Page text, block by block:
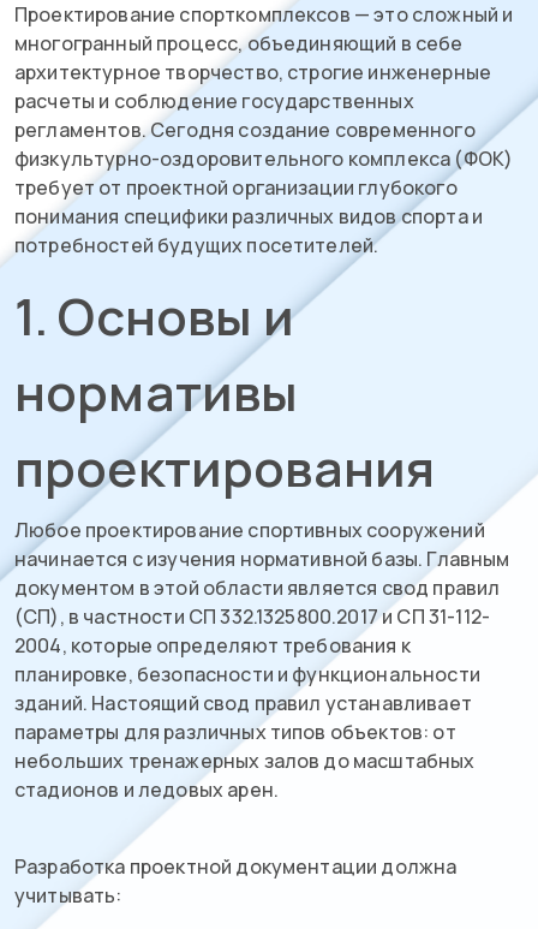
Проектирование спорткомплексов — это сложный и
многогранный процесс, объединяющий в себе
архитектурное творчество, строгие инженерные
расчеты и соблюдение государственных
регламентов. Сегодня создание современного
физкультурно-оздоровительного комплекса (ФОК)
требует от проектной организации глубокого
понимания специфики различных видов спорта и
потребностей будущих посетителей.
1. Основы и
нормативы
проектирования
Любое проектирование спортивных сооружений
начинается с изучения нормативной базы. Главным
документом в этой области является свод правил
(СП), в частности СП 332.1325800.2017 и СП 31-112-
2004, которые определяют требования к
планировке, безопасности и функциональности
зданий. Настоящий свод правил устанавливает
параметры для различных типов объектов: от
небольших тренажерных залов до масштабных
стадионов и ледовых арен.
Разработка проектной документации должна
учитывать: